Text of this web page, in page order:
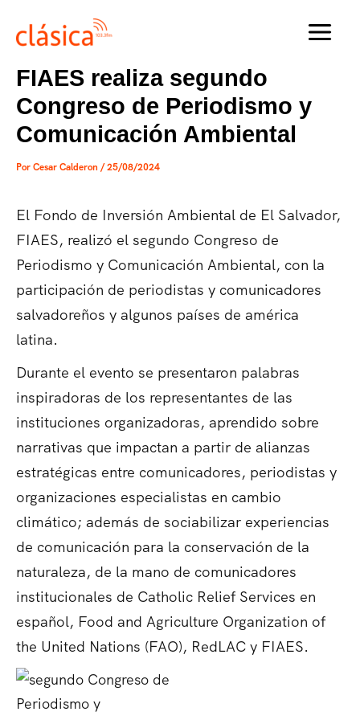
FIAES realiza segundo
Congreso de Periodismo y
Comunicación Ambiental
PorCesar Calderon /25/08/2024
El Fondo de Inversión Ambiental de El Salvador,
FIAES, realizó el segundo Congreso de
Periodismo y Comunicación Ambiental, con la
participación de periodistas y comunicadores
salvadoreños y algunos países de américa
latina.
Durante el evento se presentaron palabras
inspiradoras de los representantes de las
instituciones organizadoras, aprendido sobre
narrativas que impactan a partir de alianzas
estratégicas entre comunicadores, periodistas y
organizaciones especialistas en cambio
climático; además de sociabilizar experiencias
de comunicación para la conservación de la
naturaleza, de la mano de comunicadores
institucionales de Catholic Relief Services en
español, Food and Agriculture Organization of
the United Nations (FAO), RedLAC y FIAES.